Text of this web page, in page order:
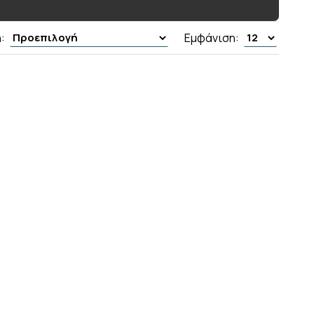
Εμφάνιση: